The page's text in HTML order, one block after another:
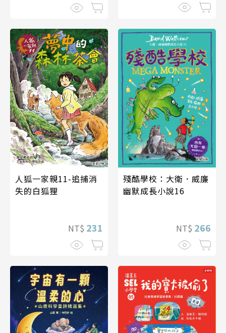
人狐一家親11-追捕消
失的白狐狸
NT$ 231
殘酷學校：大衛．威廉
幽默成長小說16
NT$ 266